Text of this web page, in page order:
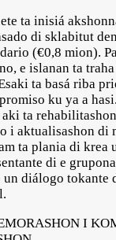
ta inisiá
di sklabitut
(€0,8 mion).
e islanan ta
ta basá riba
ku ya a
ta
i aktualisashon di
ta plania di krea
di e
un diálogo tokante
I